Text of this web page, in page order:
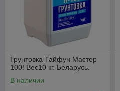
Грунтовка Тайфун Мастер
100! Вес10 кг. Беларусь.
В наличии